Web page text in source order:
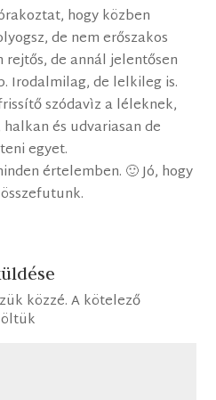
hogy közben
de nem erőszakos
rejtős, de annál jelentősen
Irodalmilag, de lelkileg is.
szódavìz a léleknek,
és udvariasan de
egyet.
értelemben. 🙂 Jó, hogy
közzé. A kötelező